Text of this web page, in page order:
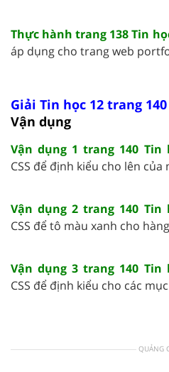
Thực hành trang 138 Tin
áp dụng cho trang web
Giải Tin học 12 trang 140
Vận dụng
Vận dụng 1 trang 140 Tin
CSS để định kiểu cho lên của
Vận dụng 2 trang 140 Tin
CSS để tô màu xanh cho
Vận dụng 3 trang 140 Tin
CSS để định kiểu cho các mục
QUẢNG